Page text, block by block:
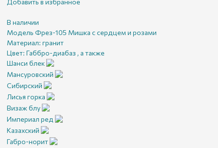
В наличии
Модель Фрез-105 Мишка с сердцем и розами
Материал: гранит
Цвет: Габбро-диабаз , а также
Шанси блек
Мансуровский
Сибирский
Лисья горка
Визаж блу
Империал ред
Казахский
Габро-норит